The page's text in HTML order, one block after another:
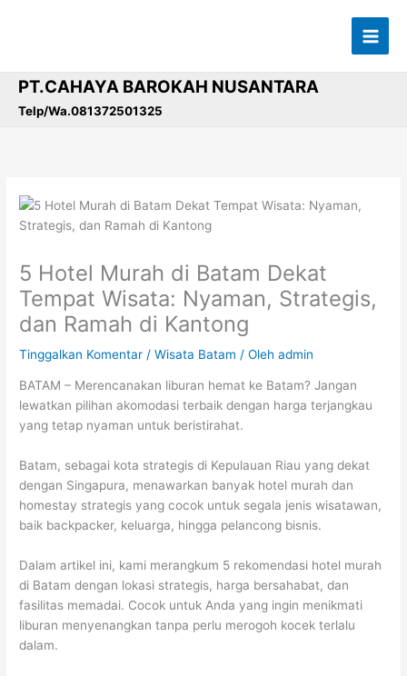
PT.CAHAYA BAROKAH NUSANTARA
Telp/Wa.081372501325
5 Hotel Murah di Batam Dekat
Tempat Wisata: Nyaman, Strategis,
dan Ramah di Kantong
Tinggalkan Komentar /Wisata Batam / Olehadmin
BATAM – Merencanakan liburan hemat ke Batam? Jangan
lewatkan pilihan akomodasi terbaik dengan harga terjangkau
yang tetap nyaman untuk beristirahat.
Batam, sebagai kota strategis di Kepulauan Riau yang dekat
dengan Singapura, menawarkan banyak hotel murah dan
homestay strategis yang cocok untuk segala jenis wisatawan,
baik backpacker, keluarga, hingga pelancong bisnis.
Dalam artikel ini, kami merangkum 5 rekomendasi hotel murah
di Batam dengan lokasi strategis, harga bersahabat, dan
fasilitas memadai. Cocok untuk Anda yang ingin menikmati
liburan menyenangkan tanpa perlu merogoh kocek terlalu
dalam.